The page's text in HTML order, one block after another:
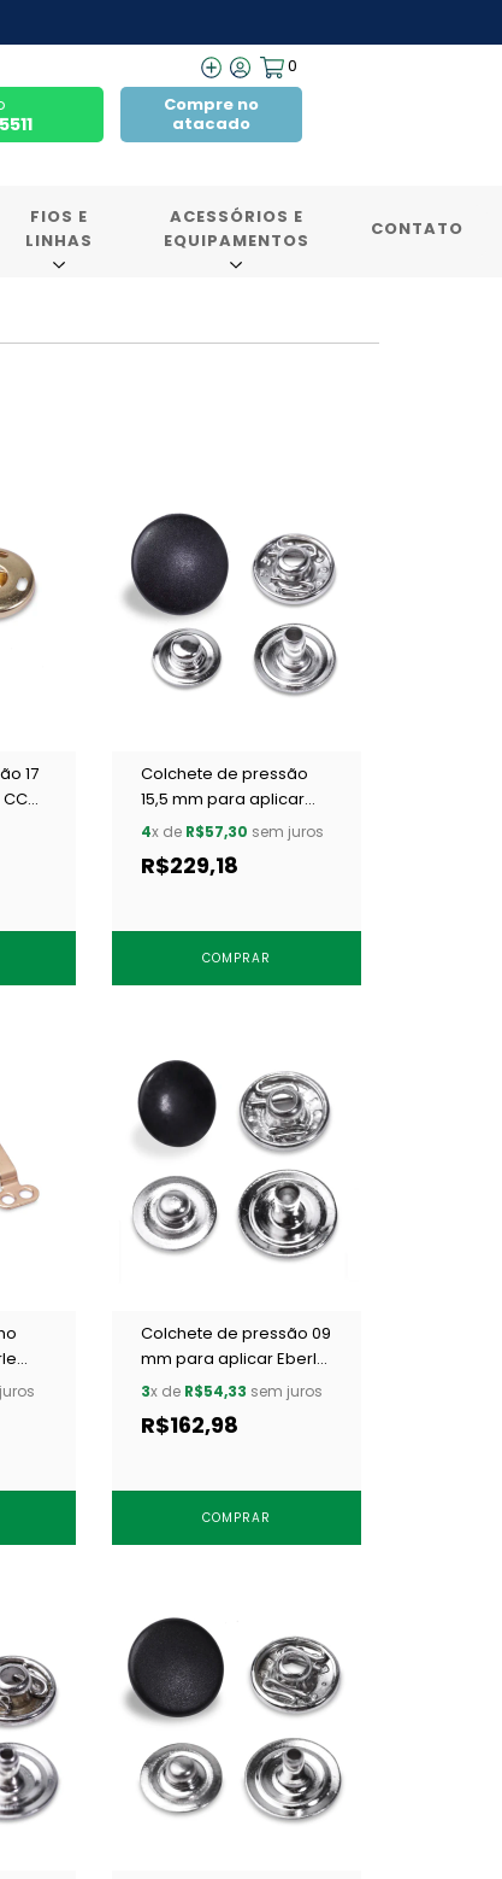
0
Compre no
atacado
FIOS E
LINHAS
ACESSÓRIOS E
EQUIPAMENTOS
CONTATO
17
Colchete de pressão
15,5 mm para aplicar
Eberle
preto c/ 250 un
4x de R$57,30 sem juros
R$229,18
COMPRAR
c/
Colchete de pressão 09
mm para aplicar Eberle
CC7.090.9.4.F OESC c/
3x de R$54,33 sem juros
R$162,98
COMPRAR